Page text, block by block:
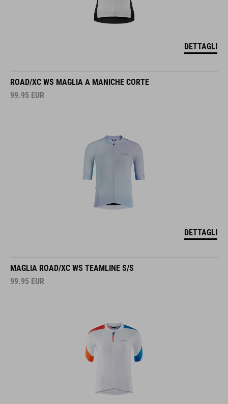
DETTAGLI
ROAD/XC WS MAGLIA A MANICHE CORTE
99.95 EUR
DETTAGLI
MAGLIA ROAD/XC WS TEAMLINE S/S
99.95 EUR